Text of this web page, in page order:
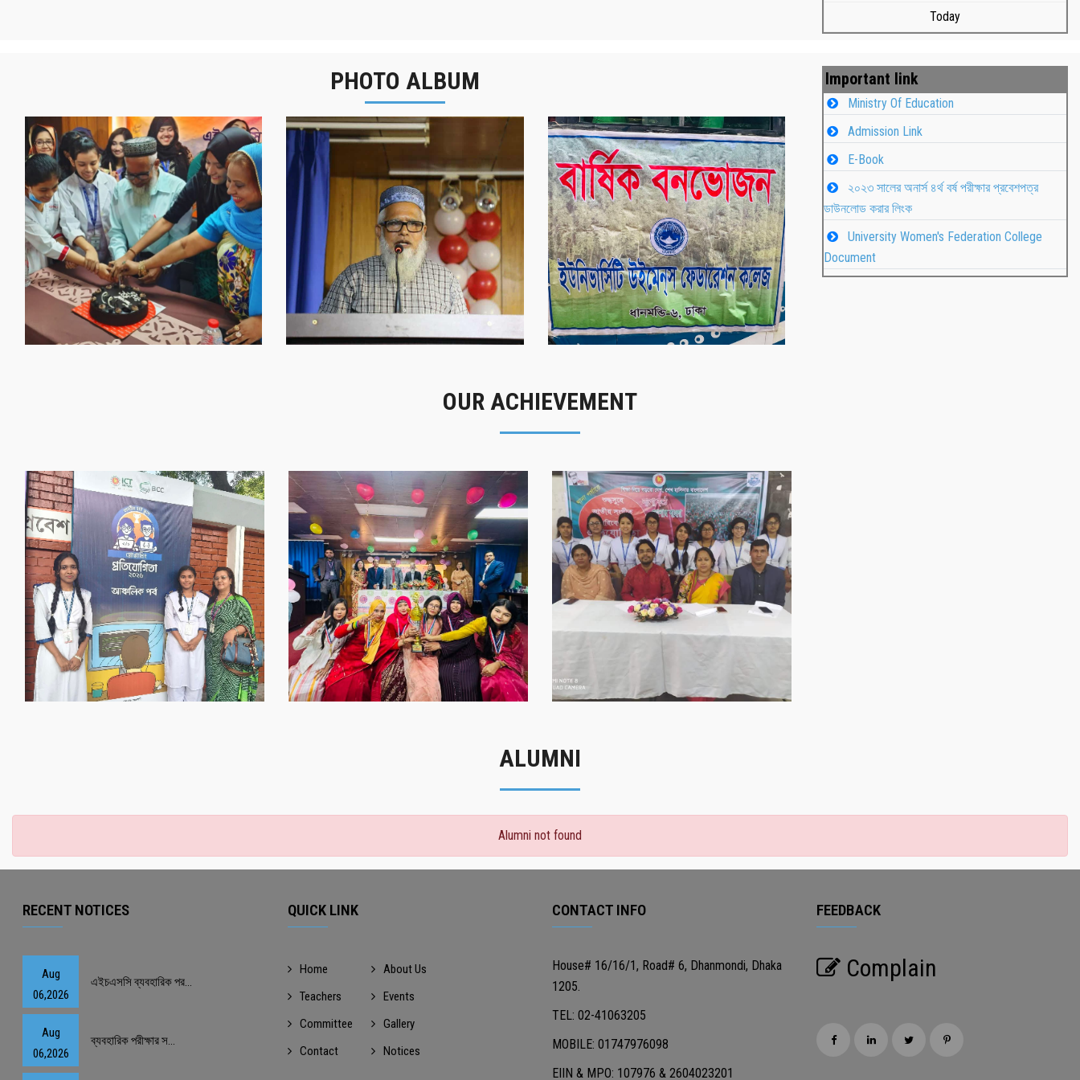
Today
PHOTO ALBUM
নবীনবরণ - ২০২৫ বার্ষিক বনভোজন ২০২৫ বাংলা নববর্ষ ১৪৩২ উদযাপন
Important link
Ministry Of Education
Admission Link
E-Book
২০২৩ সালের অনার্স ৪র্থ বর্ষ পরীক্ষার প্রবেশপত্র
ডাউনলোড করার লিংক
University Women's Federation College
Document
OUR ACHIEVEMENT
‌গৌর‌বের অর্জন
‌গৌর‌বের অর্জন
গৌরবের মুহূর্ত
গৌরবের মুহূর্ত
সাফল্যের স্মৃতি
সাফল্যের স্মৃতি
ALUMNI
Alumni not found
RECENT NOTICES
Aug
06,2026
এইচএসসি ব্যবহারিক পর...
Aug
06,2026
ব্যবহারিক পরীক্ষার স...
QUICK LINK
Home
About Us
Teachers
Events
Committee
Gallery
Contact
Notices
CONTACT INFO
House# 16/16/1, Road# 6, Dhanmondi, Dhaka
1205.
TEL: 02-41063205
MOBILE: 01747976098
EIIN & MPO: 107976 & 2604023201
FEEDBACK
Complain